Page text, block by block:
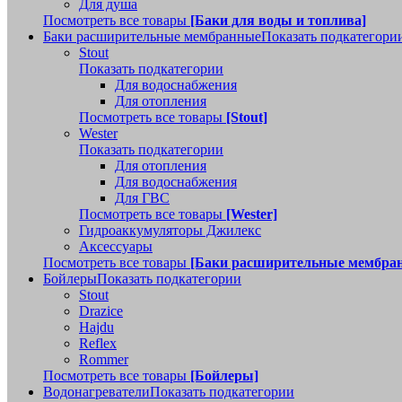
Для душа
Посмотреть все товары [Баки для воды и топлива]
Баки расширительные мембранныеПоказать
Stout
Показать подкатегории
Для водоснабжения
Для отопления
Посмотреть все товары [Stout]
Wester
Показать подкатегории
Для отопления
Для водоснабжения
Для ГВС
Посмотреть все товары [Wester]
Гидроаккумуляторы Джилекс
Аксессуары
Посмотреть все товары [Баки расширительные
БойлерыПоказать подкатегории
Stout
Drazice
Hajdu
Reflex
Rommer
Посмотреть все товары [Бойлеры]
ВодонагревателиПоказать подкатегории